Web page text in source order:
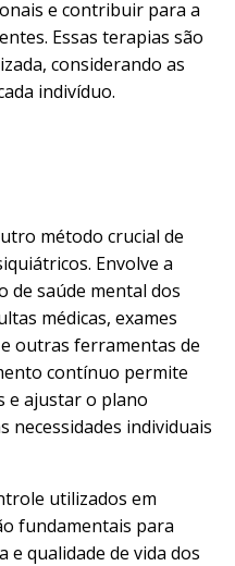
e contribuir para a
Essas terapias são
considerando as
indivíduo.
método crucial de
Envolve a
de saúde mental dos
médicas, exames
outras ferramentas de
contínuo permite
e ajustar o plano
necessidades individuais
utilizados em
fundamentais para
e qualidade de vida dos